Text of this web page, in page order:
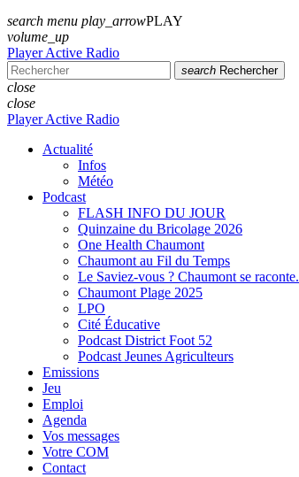
search menu play_arrowPLAY
volume_up
Player Active Radio
search Rechercher
close
close
Player Active Radio
Actualité
Infos
Météo
Podcast
FLASH INFO DU JOUR
Quinzaine du Bricolage 2026
One Health Chaumont
Chaumont au Fil du Temps
Le Saviez-vous ? Chaumont se raconte.
Chaumont Plage 2025
LPO
Cité Éducative
Podcast District Foot 52
Podcast Jeunes Agriculteurs
Emissions
Jeu
Emploi
Agenda
Vos messages
Votre COM
Contact